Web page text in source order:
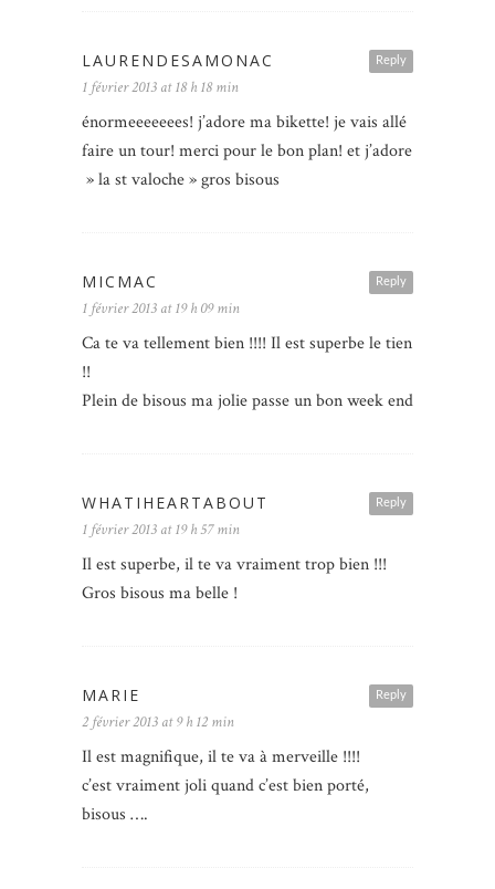
Reply
LAURENDESAMONAC
1 février 2013 at 18 h 18 min
énormeeeeeees! j’adore ma bikette! je vais allé
faire un tour! merci pour le bon plan! et j’adore
» la st valoche » gros bisous
Reply
MICMAC
1 février 2013 at 19 h 09 min
Ca te va tellement bien !!!! Il est superbe le tien
!!
Plein de bisous ma jolie passe un bon week end
Reply
WHATIHEARTABOUT
1 février 2013 at 19 h 57 min
Il est superbe, il te va vraiment trop bien !!!
Gros bisous ma belle !
Reply
MARIE
2 février 2013 at 9 h 12 min
Il est magnifique, il te va à merveille !!!!
c’est vraiment joli quand c’est bien porté,
bisous ….